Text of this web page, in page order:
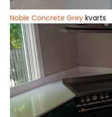
Noble Concrete Grey kvarts